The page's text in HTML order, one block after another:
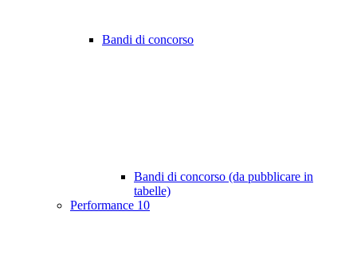
Bandi di concorso
Bandi di concorso (da pubblicare in
tabelle)
Performance 10